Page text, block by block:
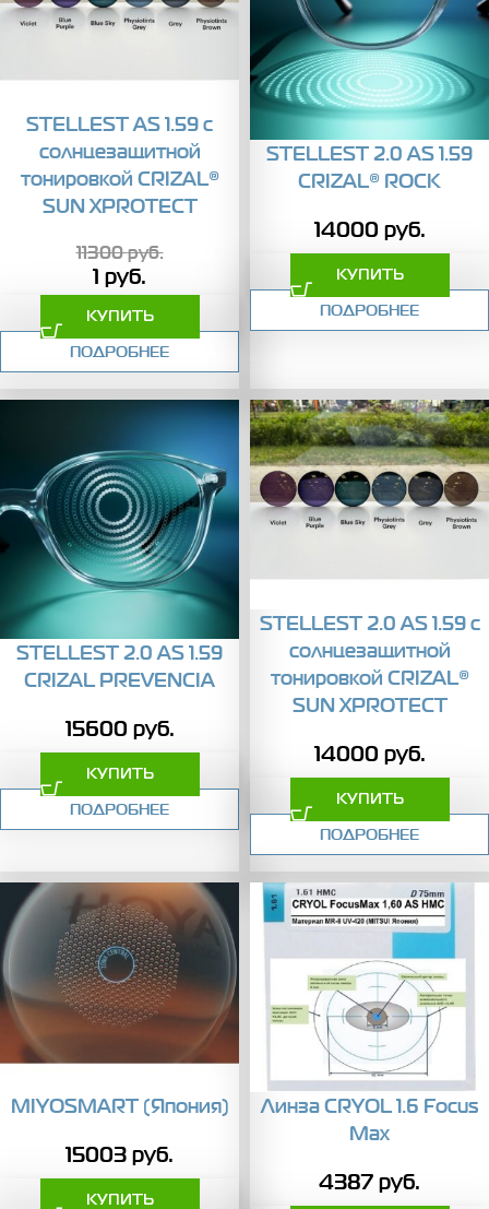
STELLEST AS 1.59 с
солнцезащитной
тонировкой CRIZAL®
SUN XPROTECT
11300руб.
1 руб.
КУПИТЬ
ПОДРОБНЕЕ
STELLEST 2.0 AS 1.59
CRIZAL® ROCK
14000 руб.
КУПИТЬ
ПОДРОБНЕЕ
STELLEST 2.0 AS 1.59
CRIZAL PREVENCIA
15600 руб.
КУПИТЬ
ПОДРОБНЕЕ
STELLEST 2.0 AS 1.59 с
солнцезащитной
тонировкой CRIZAL®
SUN XPROTECT
14000 руб.
КУПИТЬ
ПОДРОБНЕЕ
MIYOSMART (Япония)
15003руб.
КУПИТЬ
Линза CRYOL 1.6 Focus
Max
4387руб.